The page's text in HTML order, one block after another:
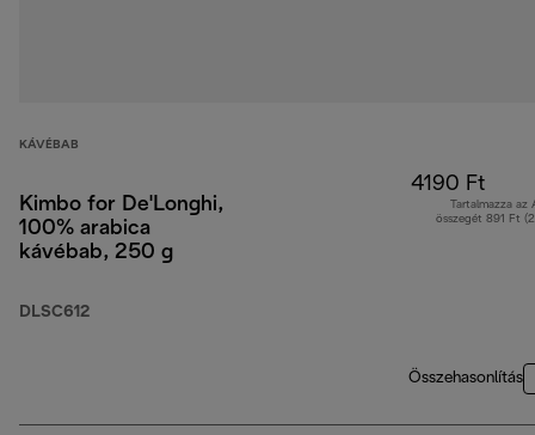
KÁVÉBAB
Kimbo for De'Longhi,
100% arabica
kávébab, 250 g
DLSC612
4190 Ft
Tartalmazza az
összegét 891 Ft
Összehasonlítás